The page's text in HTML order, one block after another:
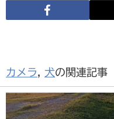
カメラ, 犬の関連記事